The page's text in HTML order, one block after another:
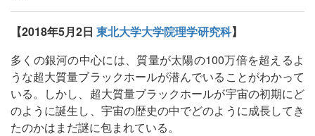
【2018年5月2日 東北大学大学院理学研究科】
多くの銀河の中心には、質量が太陽の100万倍を超えるよ
うな超大質量ブラックホールが潜んでいることがわかって
いる。しかし、超大質量ブラックホールが宇宙の初期にど
のように誕生し、宇宙の歴史の中でどのように成長してき
たのかはまだ謎に包まれている。